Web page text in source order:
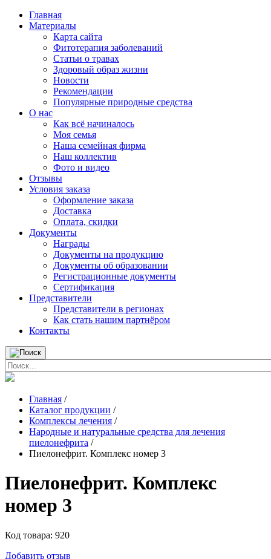
Главная
Материалы
Карта сайта
Фитотерапия заболеваний
Статьи о травах
Здоровый образ жизни
Новости
Рекомендации
Популярные природные средства
О нас
Как всё начиналось
Моя семья
Наша семейная фирма
Наш коллектив
Фото и видео
Отзывы
Условия заказа
Оформление заказа
Доставка
Оплата, скидки
Документы
Награды
Документы на продукцию
Документы об образовании
Регистрационные документы
Сертификация
Представители
Представители в регионах
Как стать нашим партнёром
Контакты
Главная /
Каталог продукции /
Комплексы лечения /
Народные и натуральные средства для лечения
пиелонефрита /
Пиелонефрит. Комплекс номер 3
Пиелонефрит. Комплекс
номер 3
Код товара: 920
Добавить отзыв